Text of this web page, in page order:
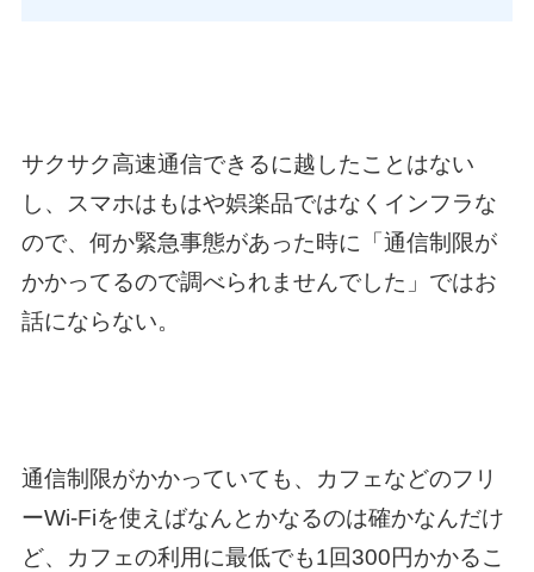
サクサク高速通信できるに越したことはない
し、スマホはもはや娯楽品ではなくインフラな
ので、何か緊急事態があった時に「通信制限が
かかってるので調べられませんでした」ではお
話にならない。
通信制限がかかっていても、カフェなどのフリ
ーWi-Fiを使えばなんとかなるのは確かなんだけ
ど、カフェの利用に最低でも1回300円かかるこ